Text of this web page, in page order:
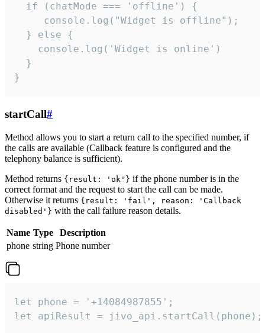
  if (chatMode === 'offline') {
     console.log("Widget is offline");
  } else {
    console.log('Widget is online')
  }
}
startCall#
Method allows you to start a return call to the specified number, if
the calls are available (Callback feature is configured and the
telephony balance is sufficient).
Method returns {result: 'ok'} if the phone number is in the
correct format and the request to start the call can be made.
Otherwise it returns {result: 'fail', reason: 'Callback
disabled'} with the call failure reason details.
Name Type
Description
phone string Phone number
let phone = '+14084987855';
let apiResult = jivo_api.startCall(phone);